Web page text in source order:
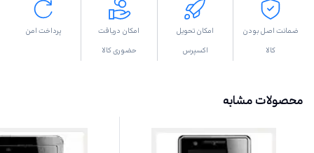
ضمانت اصل بودن
کالا
امکان تحویل
اکسپرس
امکان دریافت
حضوری کالا
پرداخت امن
محصولات مشابه